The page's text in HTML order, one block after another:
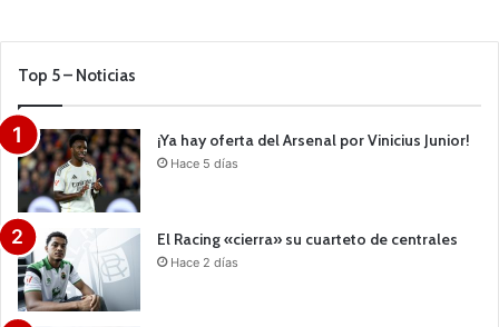
Top 5 – Noticias
¡Ya hay oferta del Arsenal por Vinicius Junior!
Hace 5 días
El Racing «cierra» su cuarteto de centrales
Hace 2 días